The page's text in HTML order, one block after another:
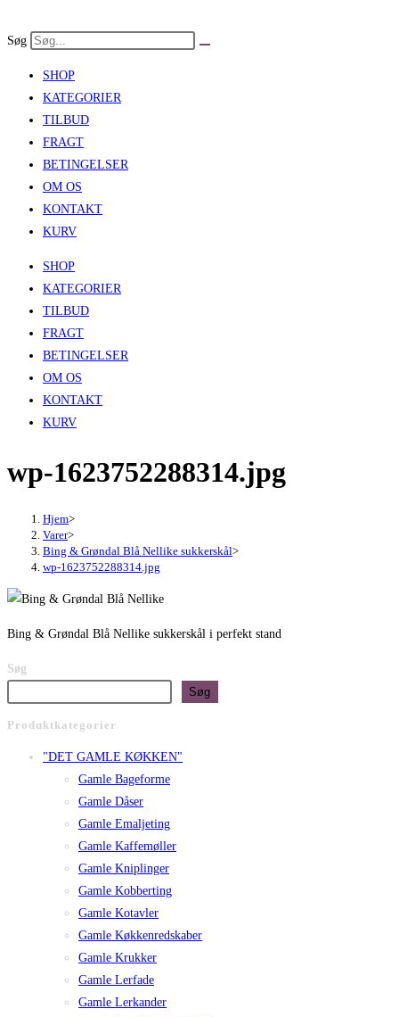
to
Søg
SHOP
KATEGORIER
TILBUD
FRAGT
BETINGELSER
OM OS
KONTAKT
KURV
SHOP
KATEGORIER
TILBUD
FRAGT
BETINGELSER
OM OS
KONTAKT
KURV
wp-1623752288314.jpg
Hjem>
Varer>
Bing & Grøndal Blå Nellike sukkerskål>
wp-1623752288314.jpg
Bing & Grøndal Blå Nellike sukkerskål i perfekt stand
Søg
Søg
Produktkategorier
"DET GAMLE KØKKEN"
Gamle Bageforme
Gamle Dåser
Gamle Emaljeting
Gamle Kaffemøller
Gamle Kniplinger
Gamle Kobberting
Gamle Kotavler
Gamle Køkkenredskaber
Gamle Krukker
Gamle Lerfade
Gamle Lerkander